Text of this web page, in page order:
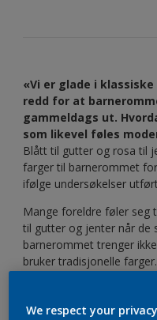
«Vi er glade i
redd for at
gammeldags ut.
som likevel føles
Blått til gutter og rosa til
farger til barnerommet
ifølge undersøkelser
Mange foreldre føler seg
til gutter og jenter når de
barnerommet trenger
bruker tradisjonelle farger.
fargekombinasjoner på
We respect your